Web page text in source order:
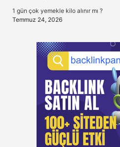
1 gün çok yemekle kilo alınır mı ?
Temmuz 24, 2026